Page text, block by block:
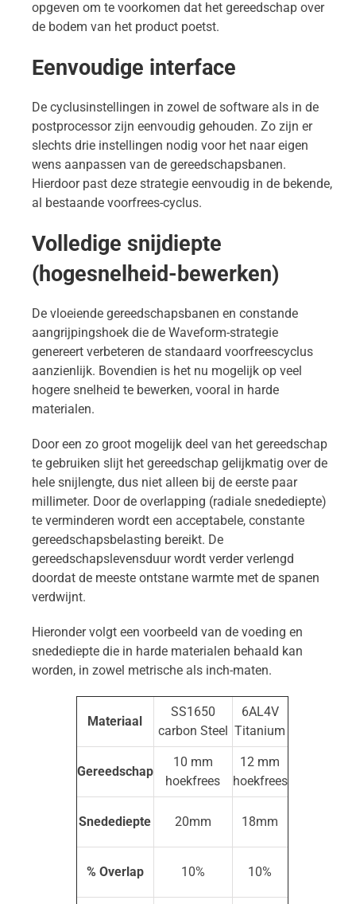
opgeven om te voorkomen dat het gereedschap over
de bodem van het product poetst.
Eenvoudige interface
De cyclusinstellingen in zowel de software als in de
postprocessor zijn eenvoudig gehouden. Zo zijn er
slechts drie instellingen nodig voor het naar eigen
wens aanpassen van de gereedschapsbanen.
Hierdoor past deze strategie eenvoudig in de bekende,
al bestaande voorfrees-cyclus.
Volledige snijdiepte
(hogesnelheid-bewerken)
De vloeiende gereedschapsbanen en constande
aangrijpingshoek die de Waveform-strategie
genereert verbeteren de standaard voorfreescyclus
aanzienlijk. Bovendien is het nu mogelijk op veel
hogere snelheid te bewerken, vooral in harde
materialen.
Door een zo groot mogelijk deel van het gereedschap
te gebruiken slijt het gereedschap gelijkmatig over de
hele snijlengte, dus niet alleen bij de eerste paar
millimeter. Door de overlapping (radiale snedediepte)
te verminderen wordt een acceptabele, constante
gereedschapsbelasting bereikt. De
gereedschapslevensduur wordt verder verlengd
doordat de meeste ontstane warmte met de spanen
verdwijnt.
Hieronder volgt een voorbeeld van de voeding en
snedediepte die in harde materialen behaald kan
worden, in zowel metrische als inch-maten.
Materiaal
SS1650
carbon Steel
6AL4V
Titanium
Gereedschap
10 mm
hoekfrees
12 mm
hoekfrees
Snedediepte 20mm 18mm
% Overlap 10% 10%